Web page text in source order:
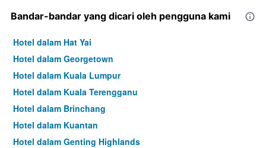
Bandar-bandar yang dicari oleh pengguna kami
Hotel dalam Hat Yai
Hotel dalam Georgetown
Hotel dalam Kuala Lumpur
Hotel dalam Kuala Terengganu
Hotel dalam Brinchang
Hotel dalam Kuantan
Hotel dalam Genting Highlands